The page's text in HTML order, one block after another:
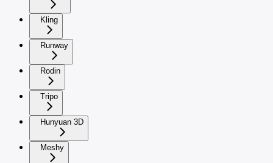
Kling
Runway
Rodin
Tripo
Hunyuan 3D
Meshy